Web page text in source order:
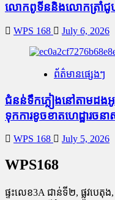
លោកពូទីននិងលោកត្រាំជូបពិ
WPS 168 July 6, 2026
ព័ត៌មានផ្សេងៗ
ជំនន់​ទឹកភ្លៀង​នៅ​តាម​
ទុក​ការ​ខូចខាត​ហេដ្ឋារចន
WPS 168 July 5, 2026
WPS168
ផ្ទះលេខ3A ជាន់ទី២, ផ្លូវបេតុ